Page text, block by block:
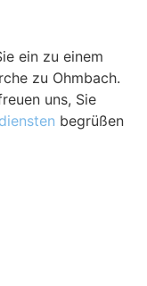
ein zu einem
zu Ohmbach.
uns, Sie
begrüßen